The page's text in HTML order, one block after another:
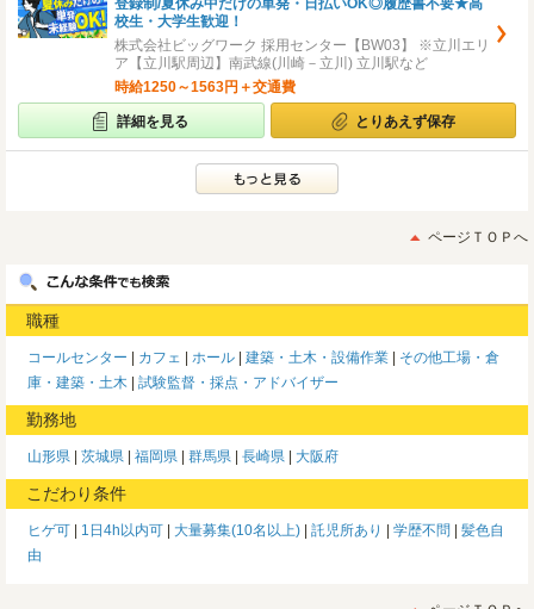
登録制/夏休み中だけの単発・日払いOK◎履歴書不要★高
校生・大学生歓迎！
株式会社ビッグワーク 採用センター【BW03】 ※立川エリ
ア【立川駅周辺】南武線(川崎－立川) 立川駅など
時給1250～1563円＋交通費
詳細を見る とりあえず保存
ページＴＯＰへ
職種
コールセンター カフェ ホール 建築・土木・設備作業
その他工場・倉
庫・建築・土木
試験監督・採点・アドバイザー
勤務地
山形県 茨城県 福岡県 群馬県 長崎県 大阪府
こだわり条件
ヒゲ可 1日4h以内可 大量募集(10名以上) 託児所あり 学歴不問
髪色自
由